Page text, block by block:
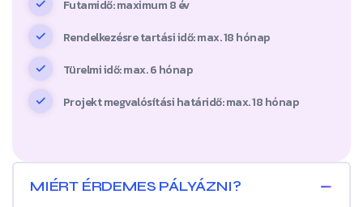
Futamidő: maximum 8 év
Rendelkezésre tartási idő: max. 18 hónap
Türelmi idő: max. 6 hónap
Projekt megvalósítási határidő: max. 18 hónap
MIÉRT ÉRDEMES PÁLYÁZNI?